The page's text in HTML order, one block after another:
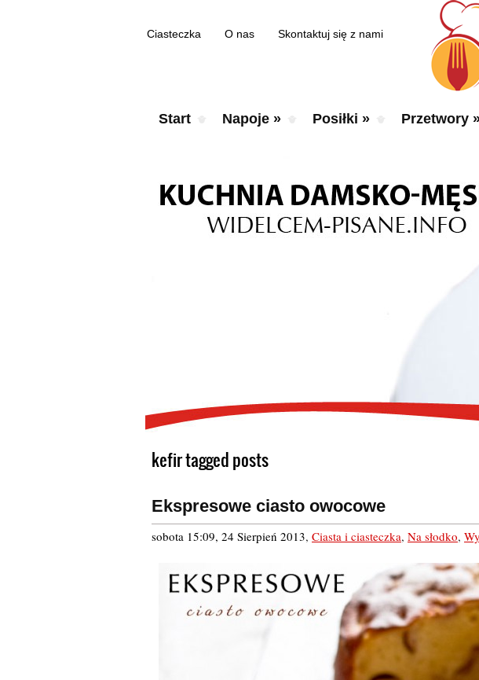
Ciasteczka O nas Skontaktuj się z nami
Start Napoje » Posiłki » Przetwory
kefir tagged posts
Ekspresowe ciasto owocowe
sobota 15:09, 24 Sierpień 2013, Ciasta i ciasteczka, Na słodko,